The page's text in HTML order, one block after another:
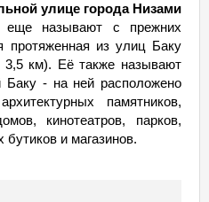
улице города Низами
еще называют с прежних
протяженная из улиц Баку
3,5 км). Её также называют
Баку - на ней расположено
памятников,
кинотеатров, парков,
и магазинов.